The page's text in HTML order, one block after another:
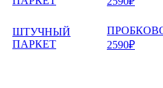
ШТУЧНЫЙ
ПАРКЕТ
2590₽